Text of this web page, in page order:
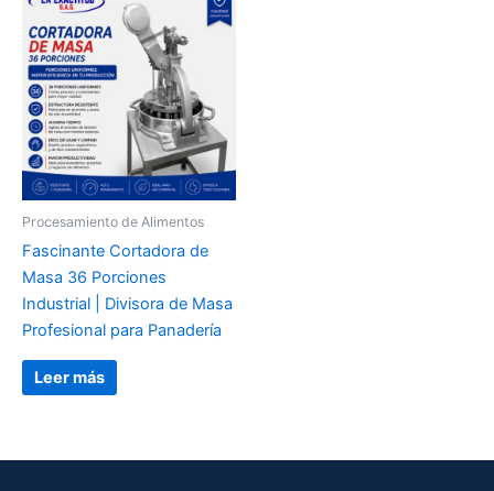
Procesamiento de Alimentos
Fascinante Cortadora de
Masa 36 Porciones
Industrial | Divisora de Masa
Profesional para Panadería
Leer más